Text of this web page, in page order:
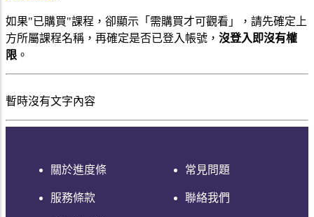
如果"已購買"課程，卻顯示「需購買才可觀看」，請先確定上
方所屬課程名稱，再確定是否已登入帳號， 沒登入即沒有權
限 。
暫時沒有文字內容
關於進度條
服務條款
常見問題
聯絡我們